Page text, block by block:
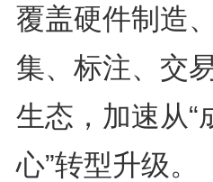
覆盖硬件制造
集、标注、交
生态，加速从“
心”转型升级。